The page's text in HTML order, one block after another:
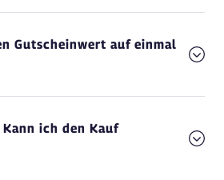
Gutscheinwert auf einmal
ich den Kauf